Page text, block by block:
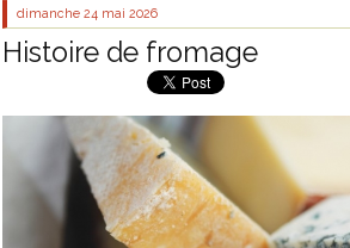
dimanche 24 mai 2026
Histoire de fromage